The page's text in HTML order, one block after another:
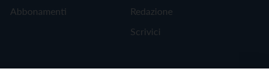
Abbonamenti
Redazione
Scrivici